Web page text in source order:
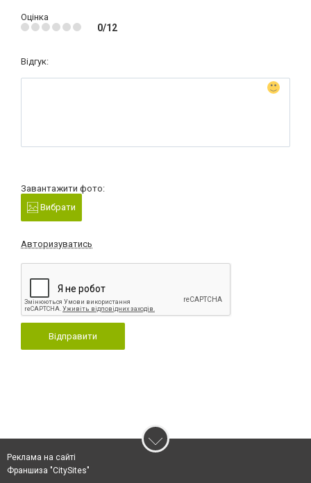
Оцінка
0/12
Відгук:
Завантажити фото:
Вибрати
Авторизуватись
Відправити
Реклама на сайті
Франшиза "CitySites"